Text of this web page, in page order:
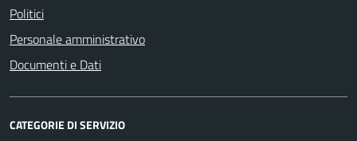
Politici
Personale amministrativo
Documenti e Dati
CATEGORIE DI SERVIZIO